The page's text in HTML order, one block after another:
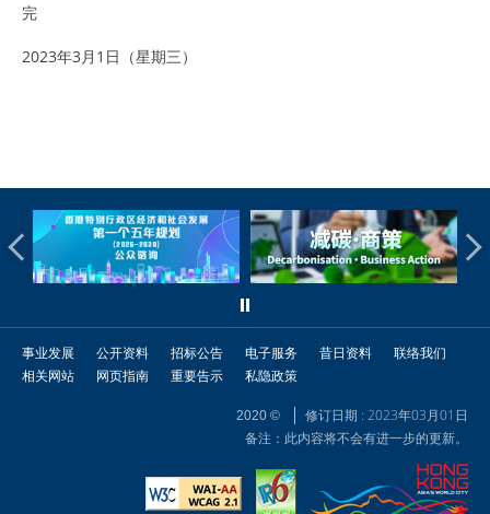
完
2023年3月1日（星期三）
事业发展 公开资料 招标公告 电子服务 昔日资料
联络我们
相关网站
网页指南 重要告示 私隐政策
2020 ©
修订日期 : 2023年03月01日
备注：此内容将不会有进一步的更新。